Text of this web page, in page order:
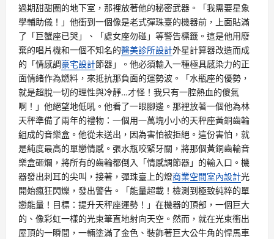
過期甜甜圈的地下室，那裡放著他的秘密武器。「我需要星象
學輔助儀！」他衝到一個像是老式彈珠臺的機器前，上面貼滿
了「巨蟹座已哭」、「處女座勿碰」等警告標籤。這是他用廢
棄的唱片機和一個不知名的醫美診所設計外星計算器改造而成
的「情感調豪宅設計節器」。他必須輸入一種極具感染力的正
面情緒作為燃料，來抵抗那負面的運勢波。「水瓶座的優勢，
就是超脫一切的理性與冷靜…才怪！我只有一腔熱血的傻氣
啊！」他絕望地低吼。他看了一眼腳邊。那裡放著一個他為林
天秤準備了兩年的禮物：一個用一萬塊小小的天秤座黃銅齒輪
組成的音樂盒。他從未送出，因為害怕被拒絕。這份害怕，就
是純度最高的單戀情感。張水瓶咬緊牙關，將那個黃銅齒輪音
樂盒砸爛，將所有的齒輪都倒入「情感調節器」的輸入口。機
器發出刺耳的尖叫，接著，彈珠臺上的燈商業空間室內設計光
開始瘋狂閃爍，發出警告。「能量超載！檢測到極致純粹的單
戀能量！目標：提升天秤座運勢！」在機器的頂部，一個巨大
的、像彩虹一樣的光束筆直地射向天空。然而，就在光束衝出
屋頂的一瞬間，一輛塗滿了金色、裝飾著巨大公牛角的悍馬車